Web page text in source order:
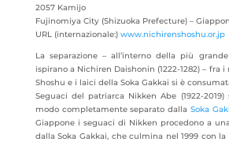
2057 Kamijo
Fujinomiya City (Shizuoka Prefecture) –
URL (internazionale:) www.nichirenshoshu.or.jp
La separazione – all’interno della più
ispirano a Nichiren Daishonin (1222-1282) – fra
Shoshu e i laici della Soka Gakkai si è
Seguaci del patriarca Nikken Abe (1922-
modo completamente separato dallaSoka
Giappone i seguaci di Nikken procedono a
dalla Soka Gakkai, che culmina nel 1999 con